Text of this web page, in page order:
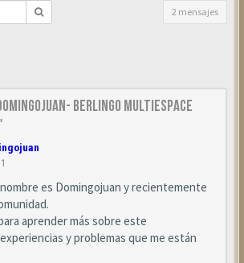
2 mensajes
Berlingo Multiespace
nombre es Domingojuan y recientemente
aprender más sobre este
y problemas que me están